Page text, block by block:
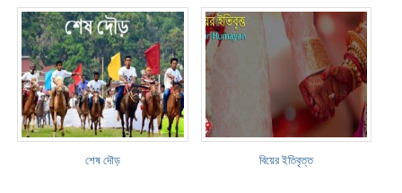
শেষ দৌড় বিয়ের ইতিবৃত্ত